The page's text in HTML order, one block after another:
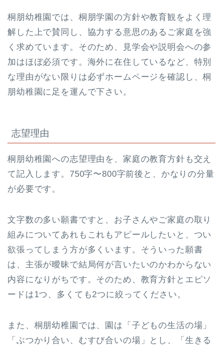
桐朋幼稚園では、桐朋学園の方針や教育観をよく理
解した上で賛同し、協力する意思のあるご家庭を強
く求めています。そのため、見学会や説明会への参
加はほぼ必須です。海外に在住しているなど、特別
な理由がない限りは必ずホームページを確認し、桐
朋幼稚園に足を運んで下さい。
志望理由
桐朋幼稚園への志望理由を、家庭の教育方針も交え
て記入します。750字〜800字前後と、かなりの分量
が必要です。
文字数の多い願書ですと、お子さんやご家庭の取り
組みについてあれもこれもアピールしたいと、つい
欲張ってしまう方が多くいます。そういった願書
は、主張が曖昧で結局何が言いたいのかわからない
内容になりがちです。そのため、教育方針とエピソ
ードは1つ、多くても2つに絞ってください。
また、桐朋幼稚園では、園は「子どもの生活の場」
「ぶつかり合い、むすび合いの場」とし、「生きる